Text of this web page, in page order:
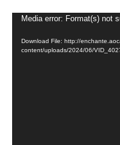
Media error: Format(s) not
Download File: http://
content/uploads/2024/06/